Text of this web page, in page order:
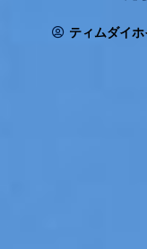
ティムダイホ